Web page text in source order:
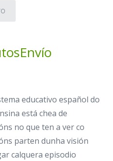
Envío
educativo español do
está chea de
no que ten a ver co
parten dunha visión
calquera episodio